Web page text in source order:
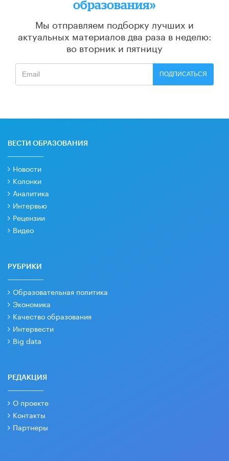
образования»
Мы отправляем подборку лучших и
актуальных материалов два раза в неделю:
во вторник и пятницу
ПОДПИСАТЬСЯ
ВЕСТИ ОБРАЗОВАНИЯ
Новости
Колонки
Аналитика
Интервью
Рецензии
Видео
РУБРИКИ
Образовательная политика
Экономика
Качество образования
Интервести
Big data
РЕДАКЦИЯ
О проекте
Контакты
Партнеры